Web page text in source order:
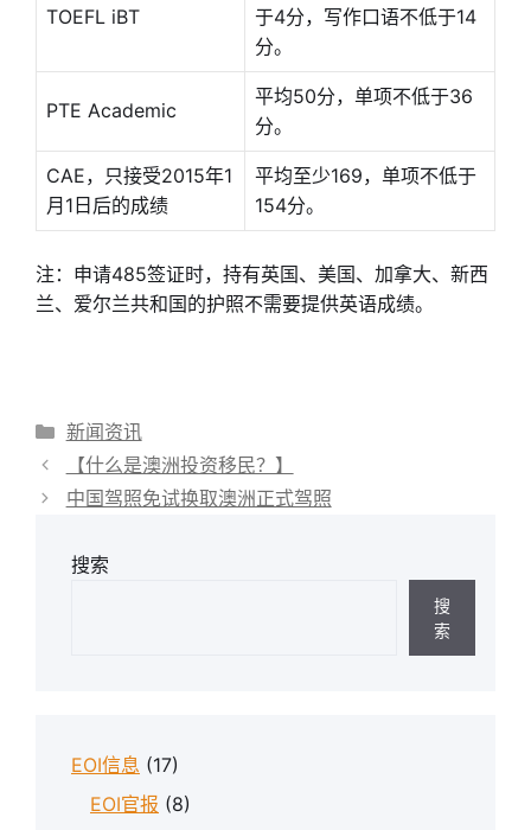
TOEFL iBT
于4分，写作口语不低于14
分。
PTE Academic
平均50分，单项不低于36
分。
CAE，只接受2015年1
月1日后的成绩
平均至少169，单项不低于
154分。
注：申请485签证时，持有英国、美国、加拿大、新西
兰、爱尔兰共和国的护照不需要提供英语成绩。
分
类
新闻资讯
【什么是澳洲投资移民？】
中国驾照免试换取澳洲正式驾照
搜索
搜
索
EOI信息 (17)
EOI官报 (8)